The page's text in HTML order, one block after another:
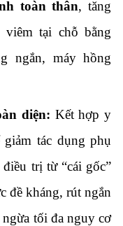
toàn thân, tăng
viêm tại chỗ bằng
ngắn, máy hồng
diện: Kết hợp y
tác dụng phụ
trị từ “cái gốc”
đề kháng, rút ngắn
tối đa nguy cơ